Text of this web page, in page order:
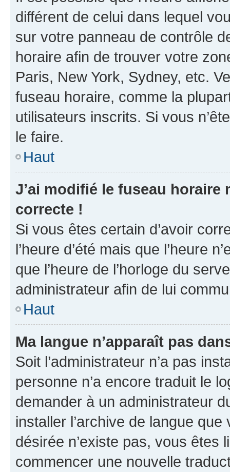
différent de celui dans lequel
sur votre panneau de contrôle
horaire afin de trouver votre
Paris, New York, Sydney, etc.
fuseau horaire, comme la
utilisateurs inscrits. Si vous
le faire.
Haut
J’ai modifié le fuseau horaire
correcte !
Si vous êtes certain d’avoir
l’heure d’été mais que l’heure
que l’heure de l’horloge du
administrateur afin de lui
Haut
Ma langue n’apparaît pas
Soit l’administrateur n’a pas
personne n’a encore traduit le
demander à un administrateur
installer l’archive de langue
désirée n’existe pas, vous êtes
commencer une nouvelle